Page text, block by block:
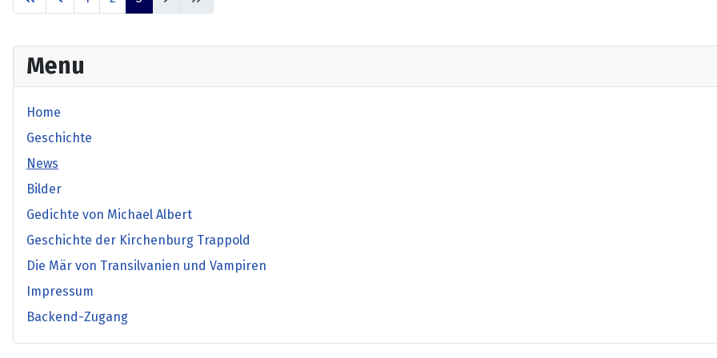
Menu
Home
Geschichte
News
Bilder
Gedichte von Michael Albert
Geschichte der Kirchenburg Trappold
Die Mär von Transilvanien und Vampiren
Impressum
Backend-Zugang